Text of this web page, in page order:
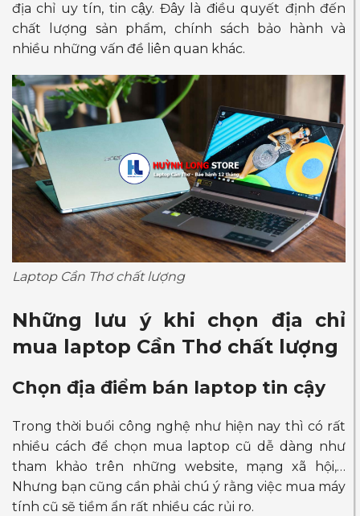
địa chỉ uy tín, tin cậy. Đây là điều quyết định đến
chất lượng sản phẩm, chính sách bảo hành và
nhiều những vấn đề liên quan khác.
Laptop Cần Thơ chất lượng
Những lưu ý khi chọn địa chỉ
mua laptop Cần Thơ chất lượng
Chọn địa điểm bán laptop tin cậy
Trong thời buổi công nghệ như hiện nay thì có rất
nhiều cách để chọn mua laptop cũ dễ dàng như
tham khảo trên những website, mạng xã hội,…
Nhưng bạn cũng cần phải chú ý rằng việc mua máy
tính cũ sẽ tiềm ẩn rất nhiều các rủi ro.